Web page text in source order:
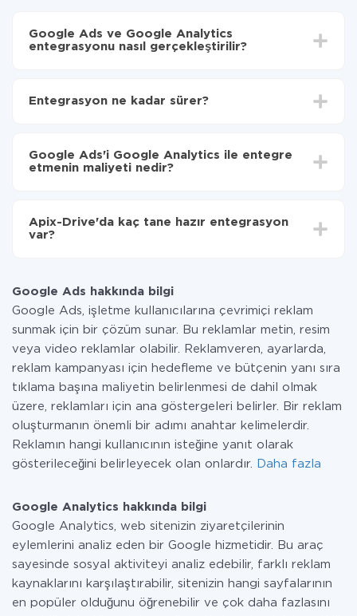
Google Ads ve Google Analytics
entegrasyonu nasıl gerçekleştirilir?
aktarılacağını seçin
Google Analytics'ye aktarılacaktır.
Entegrasyon ne kadar sürer?
olarak, 10-15 dakika sürer.
Google Ads'i Google Analytics ile entegre
etmenin maliyeti nedir?
Hizmetimiz aracılığıyla yalnızca bir sisteminizden
diğerine aktarılan veri miktarı için ödeme yaparsınız.
Apix-Drive'da kaç tane hazır entegrasyon
var?
Google Ads hakkında bilgi
Google Ads, işletme kullanıcılarına çevrimiçi reklam
sunmak için bir çözüm sunar. Bu reklamlar metin, resim
veya video reklamlar olabilir. Reklamveren, ayarlarda,
reklam kampanyası için hedefleme ve bütçenin yanı sıra
tıklama başına maliyetin belirlenmesi de dahil olmak
üzere, reklamları için ana göstergeleri belirler. Bir reklam
oluşturmanın önemli bir adımı anahtar kelimelerdir.
Reklamın hangi kullanıcının isteğine yanıt olarak
gösterileceğini belirleyecek olan onlardır.
Daha fazla
Google Analytics hakkında bilgi
Google Analytics, web sitenizin ziyaretçilerinin
eylemlerini analiz eden bir Google hizmetidir. Bu araç
sayesinde sosyal aktiviteyi analiz edebilir, farklı reklam
kaynaklarını karşılaştırabilir, sitenizin hangi sayfalarının
en popüler olduğunu öğrenebilir ve çok daha fazlasını